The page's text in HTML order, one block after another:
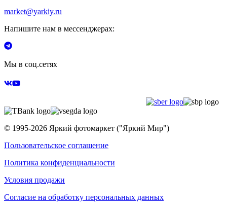
market@yarkiy.ru
Напишите нам в мессенджерах:
Мы в соц.сетях
© 1995-2026 Яркий фотомаркет ("Яркий Мир")
Пользовательское соглашение
Политика конфиденциальности
Условия продажи
Согласие на обработку персональных данных